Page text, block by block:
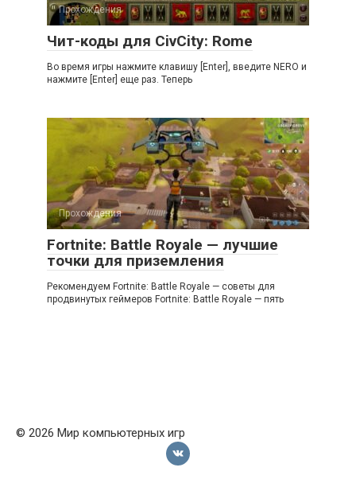
Прохождения
Чит-коды для CivCity: Rome
Во время игры нажмите клавишу [Enter], введите NERO и
нажмите [Enter] еще раз. Теперь
Прохождения
Fortnite: Battle Royale — лучшие
точки для приземления
Рекомендуем Fortnite: Battle Royale — советы для
продвинутых геймеров Fortnite: Battle Royale — пять
© 2026 Мир компьютерных игр